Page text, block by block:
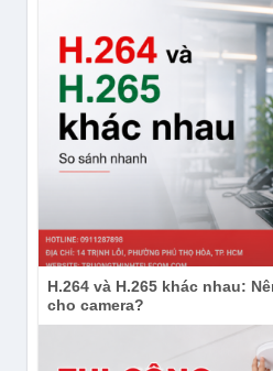
H.264 và H.265 khác nhau:
cho camera?